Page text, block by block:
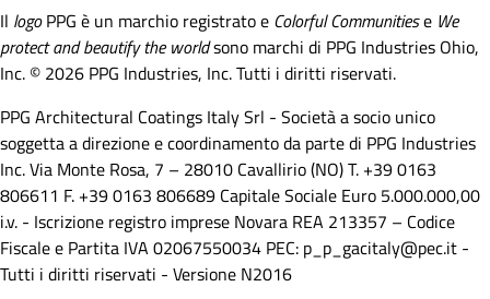
Il logoPPG è un marchio registrato e Colorful Communitiese We
protect and beautify the worldsono marchi di PPG Industries Ohio,
Inc. © 2026 PPG Industries, Inc. Tutti i diritti riservati.
PPG Architectural Coatings Italy Srl - Società a socio unico
soggetta a direzione e coordinamento da parte di PPG Industries
Inc. Via Monte Rosa, 7 – 28010 Cavallirio (NO) T. +39 0163
806611 F. +39 0163 806689 Capitale Sociale Euro 5.000.000,00
i.v. - Iscrizione registro imprese Novara REA 213357 – Codice
Fiscale e Partita IVA 02067550034 PEC: p_p_gacitaly@pec.it -
Tutti i diritti riservati - Versione N2016